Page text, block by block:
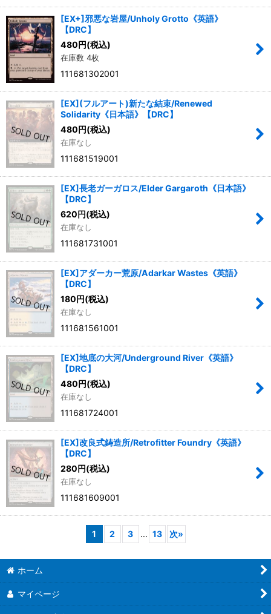
[EX+]邪悪な岩屋/Unholy Grotto《英語》
【DRC】
480円(税込)
在庫数 4枚
111681302001
[EX](フルアート)新たな結束/Renewed
Solidarity《日本語》【DRC】
480円(税込)
在庫なし
111681519001
[EX]長老ガーガロス/Elder Gargaroth《日本語》
【DRC】
620円(税込)
在庫なし
111681731001
[EX]アダーカー荒原/Adarkar Wastes《英語》
【DRC】
180円(税込)
在庫なし
111681561001
[EX]地底の大河/Underground River《英語》
【DRC】
480円(税込)
在庫なし
111681724001
[EX]改良式鋳造所/Retrofitter Foundry《英語》
【DRC】
280円(税込)
在庫なし
111681609001
1 2 3 ... 13 次»
ホーム
マイページ